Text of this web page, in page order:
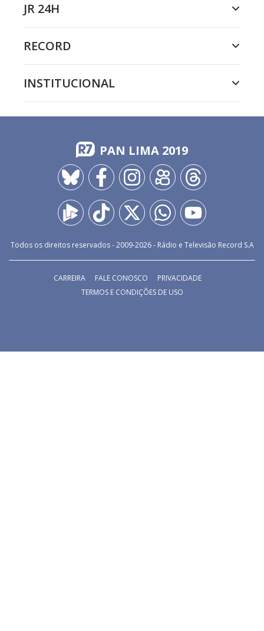
JR 24H
RECORD
INSTITUCIONAL
PAN LIMA 2019
Todos os direitos reservados - 2009-2026- Rádio e Televisão Record S.A
CARREIRA FALE CONOSCO
PRIVACIDADE
TERMOS E CONDIÇÕES DE USO